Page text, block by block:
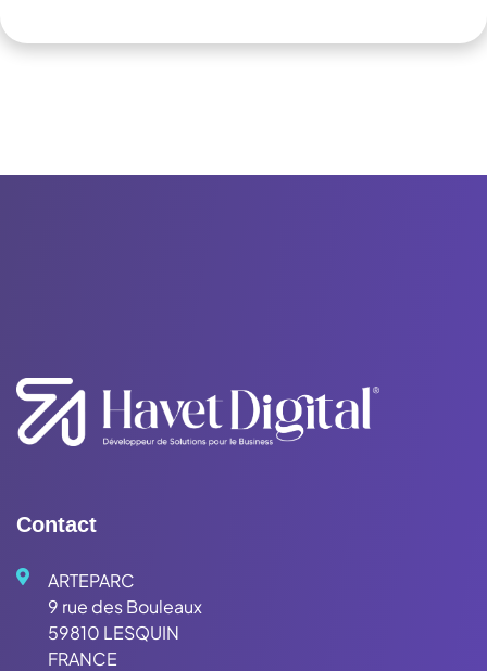
Contact
ARTEPARC
9 rue des Bouleaux
59810 LESQUIN
FRANCE